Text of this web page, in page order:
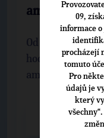
ambulance
Od 4. září je
hodinou v
ambulance pro
CELÝ ČLÁNEK
09,
informace
procházejí
tomuto
Pro
údajů je
který